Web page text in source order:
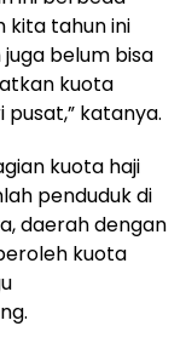
kita tahun ini
belum bisa
kuota
katanya.
kuota haji
penduduk di
daerah dengan
kuota